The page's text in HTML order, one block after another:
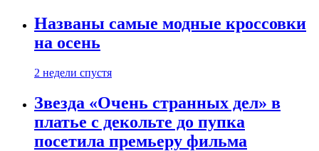
Названы самые модные кроссовки
на осень
2 недели спустя
Звезда «Очень странных дел» в
платье с декольте до пупка
посетила премьеру фильма